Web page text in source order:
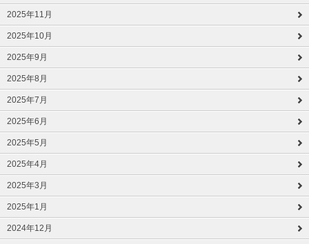
2025年11月
2025年10月
2025年9月
2025年8月
2025年7月
2025年6月
2025年5月
2025年4月
2025年3月
2025年1月
2024年12月